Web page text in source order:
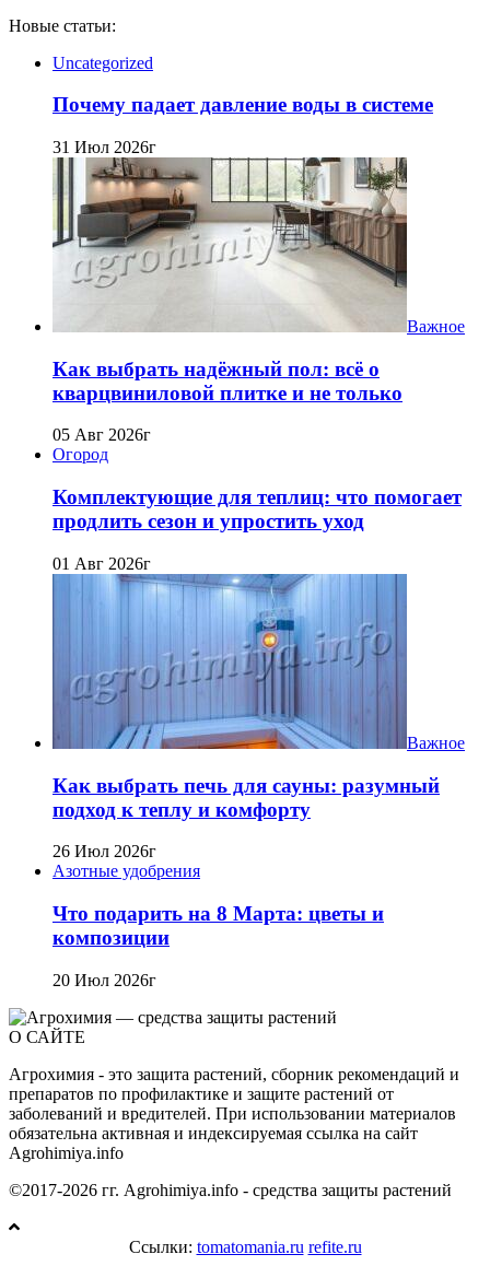
Новые статьи:
Uncategorized
Почему падает давление воды в системе
31 Июл 2026г
Важное
Как выбрать надёжный пол: всё о
кварцвиниловой плитке и не только
05 Авг 2026г
Огород
Комплектующие для теплиц: что помогает
продлить сезон и упростить уход
01 Авг 2026г
Важное
Как выбрать печь для сауны: разумный
подход к теплу и комфорту
26 Июл 2026г
Азотные удобрения
Что подарить на 8 Марта: цветы и
композиции
20 Июл 2026г
О САЙТЕ
Агрохимия - это защита растений, сборник рекомендаций и
препаратов по профилактике и защите растений от
заболеваний и вредителей. При использовании материалов
обязательна активная и индексируемая ссылка на сайт
Agrohimiya.info
©2017-2026 гг. Agrohimiya.info - средства защиты растений
Ссылки: tomatomania.ru refite.ru